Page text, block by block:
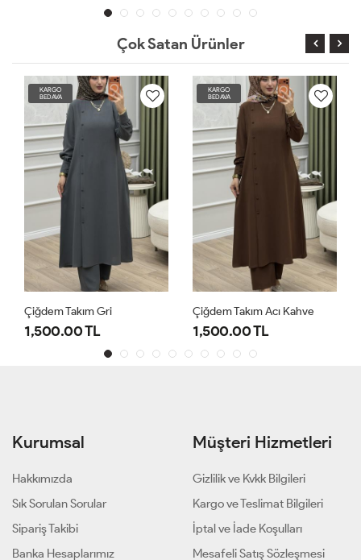
Çok Satan Ürünler
KARGO
BEDAVA
Çiğdem Takım Gri
1,500.00 TL
KARGO
BEDAVA
Çiğdem Takım Acı Kahve
1,500.00 TL
Kurumsal
Hakkımızda
Sık Sorulan Sorular
Sipariş Takibi
Banka Hesaplarımız
Müşteri Hizmetleri
Gizlilik ve Kvkk Bilgileri
Kargo ve Teslimat Bilgileri
İptal ve İade Koşulları
Mesafeli Satış Sözleşmesi